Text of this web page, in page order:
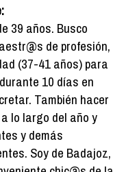
39 años. Busco
de profesión,
(37-41 años) para
10 días en
También hacer
lo largo del año y
y demás
Soy de Badajoz,